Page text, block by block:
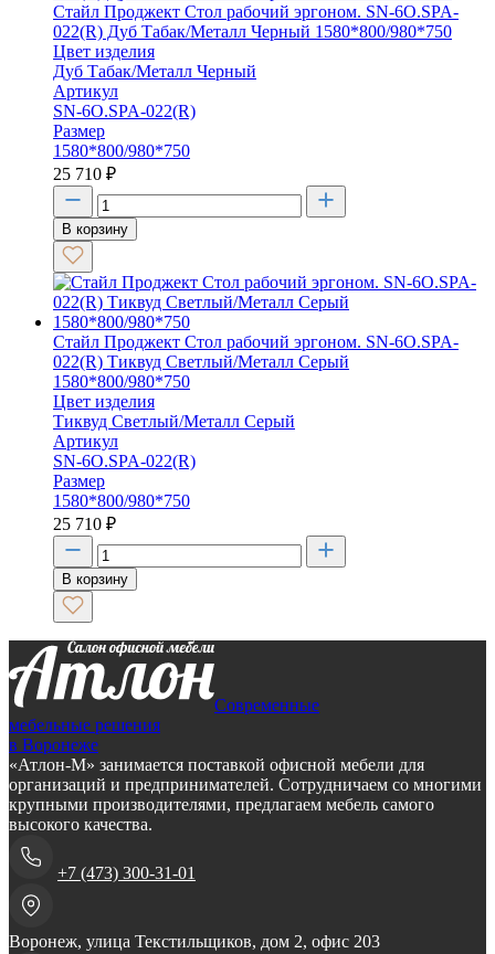
Стайл Проджект Стол рабочий эргоном. SN-6O.SPA-
022(R) Дуб Табак/Металл Черный 1580*800/980*750
Цвет изделия
Дуб Табак/Металл Черный
Артикул
SN-6O.SPA-022(R)
Размер
1580*800/980*750
25 710 ₽
В корзину
Стайл Проджект Стол рабочий эргоном. SN-6O.SPA-
022(R) Тиквуд Светлый/Металл Серый
1580*800/980*750
Цвет изделия
Тиквуд Светлый/Металл Серый
Артикул
SN-6O.SPA-022(R)
Размер
1580*800/980*750
25 710 ₽
В корзину
Современные
мебельные решения
в Воронеже
«Атлон-М» занимается поставкой офисной мебели для
организаций и предпринимателей. Сотрудничаем со многими
крупными производителями, предлагаем мебель самого
высокого качества.
+7 (473) 300-31-01
Воронеж, улица Текстильщиков, дом 2, офис 203